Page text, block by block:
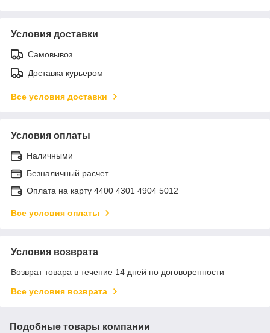
Условия доставки
Самовывоз
Доставка курьером
Все условия доставки
Условия оплаты
Наличными
Безналичный расчет
Оплата на карту 4400 4301 4904 5012
Все условия оплаты
Условия возврата
Возврат товара в течение 14 дней по договоренности
Все условия возврата
Подобные товары компании